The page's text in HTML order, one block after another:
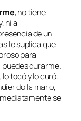
, no tiene
ni a
de un
le suplica que
para
puedes curarme.
tocó y lo curó.
la mano,
se